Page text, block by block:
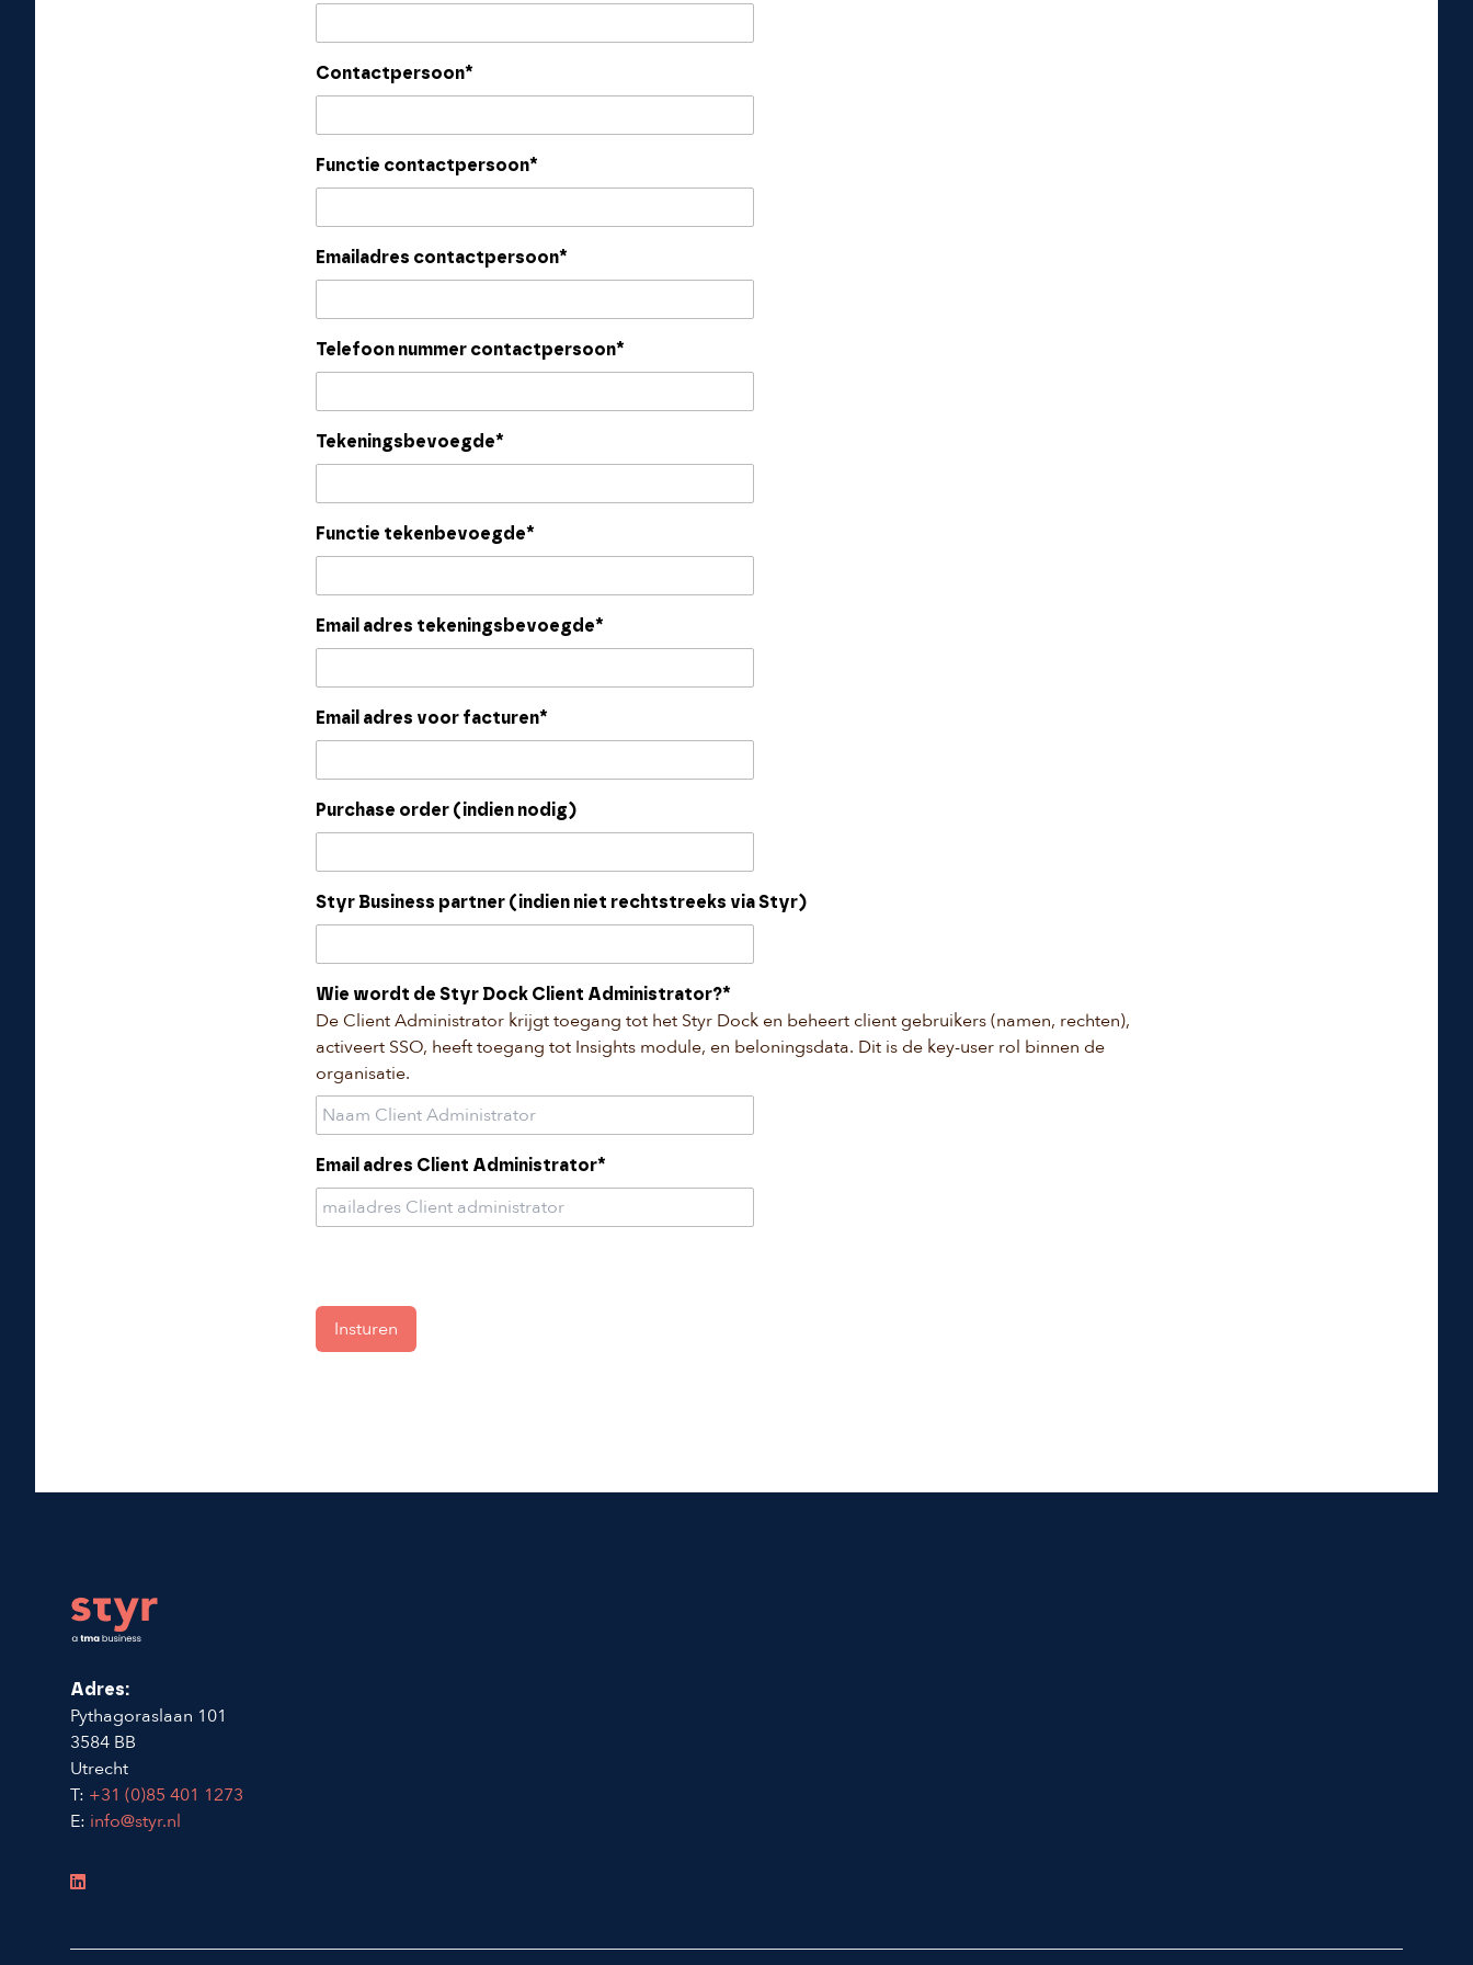
Contactpersoon*
Functie contactpersoon*
Emailadres contactpersoon*
Telefoon nummer contactpersoon*
Tekeningsbevoegde*
Functie tekenbevoegde*
Email adres tekeningsbevoegde*
Email adres voor facturen*
Purchase order (indien nodig)
Styr Business partner (indien niet rechtstreeks via Styr)
Wie wordt de Styr Dock Client Administrator?*
De Client Administrator krijgt toegang tot het Styr Dock en beheert client gebruikers (namen, rechten),
activeert SSO, heeft toegang tot Insights module, en beloningsdata. Dit is de key-user rol binnen de
organisatie.
Email adres Client Administrator*
Adres:
Pythagoraslaan 101
3584 BB
Utrecht
T: +31 (0)85 401 1273
E: info@styr.nl